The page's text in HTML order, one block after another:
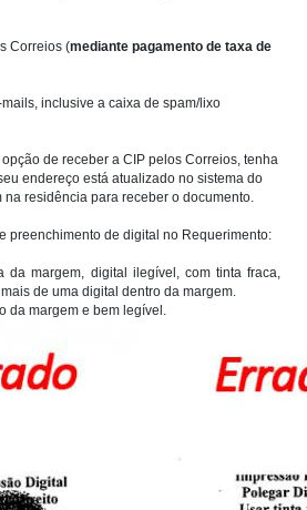
Correios (mediante pagamento de taxa de
inclusive a caixa de spam/lixo
de receber a CIP pelos Correios, tenha
endereço está atualizado no sistema do
residência para receber o documento.
preenchimento de digital no Requerimento:
da margem, digital ilegível, com tinta fraca,
de uma digital dentro da margem.
da margem e bem legível.